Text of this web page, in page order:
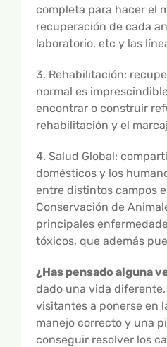
completa para hacer el
recuperación de cada
laboratorio, etc y las
3. Rehabilitación:
normal es
encontrar o construir
rehabilitación y el
4. Salud Global:
domésticos y los
entre distintos campos
Conservación de
principales
tóxicos, que además
¿Has pensado alguna
dado una vida
visitantes a ponerse en
manejo correcto y una
conseguir resolver los